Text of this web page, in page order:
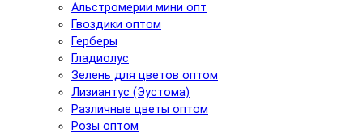
Альстромерии мини опт
Гвоздики оптом
Герберы
Гладиолус
Зелень для цветов оптом
Лизиантус (Эустома)
Различные цветы оптом
Розы оптом